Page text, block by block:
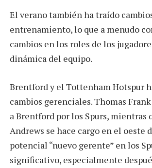
El verano también ha traído
entrenamiento, lo que a menudo
cambios en los roles de los
dinámica del equipo.
Brentford y el Tottenham Hotspur
cambios gerenciales. Thomas
a Brentford por los Spurs, mientras
Andrews se hace cargo en el oeste
potencial “nuevo gerente” en los
significativo, especialmente